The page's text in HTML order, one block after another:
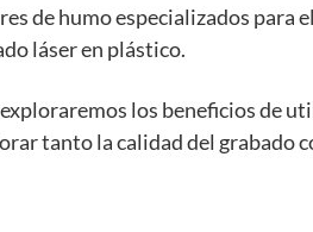
de humo especializados para
láser en plástico.
los beneficios de
tanto la calidad del grabado